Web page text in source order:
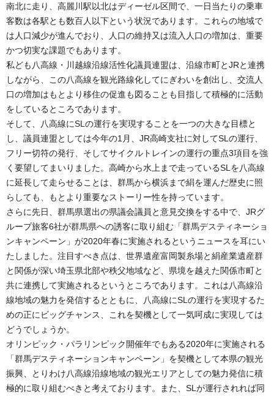
南北に走り、高麗川駅以北はディーゼル区間で、一日当たりの乗車
客数は各駅とも数百人以下という状況であります。これらの地域で
は人口減少が進んでおり、人口の維持又は流入人口の増加は、重要
かつ切実な課題でもあります。
私ども八高線・川越線沿線活性化議員連盟は、沿線市町とJRと連携
しながら、この八高線を観光路線化してにぎわいを創出し、交流人
口の増加はもとより移住の促進も図ることも目指して積極的に活動
をしているところであります。
そして、八高線にSLの運行を実現することを一つの大きな目標と
し、議員連盟としては今年の1月、JR高崎支社に対してSLの運行、
フリー切符の発行、そしてサイクルトレインの運行の重点3項目を強
く要望してまいりました。高崎から水上まで走っているSLを八高線
に延長して走らせることは、群馬から横浜まで絹を運んだ歴史に照
らしても、もとより重要なストーリー性を持っています。
さらに先日、群馬県選出の県議会議員と意見交換をする中で、JRグ
ループ旅客6社が群馬県への誘客に取り組む「群馬デスティネーショ
ンキャンペーン」が2020年春に実施されるというニュースを耳にい
たしました。注目すべき点は、世界遺産富岡製糸場と絹産業遺産群
と関係が深い埼玉県北部や秩父地域など、県境を越えた関係市町と
共に連携して実施されるというところであります。これは八高線沿
線地域の魅力を発信するとともに、八高線にSLの運行を実現するた
めの正にビッグチャンス、これを契機として一気呵成に実現しては
どうでしょうか。
オリンピック・パラリンピック開催年でもある2020年に実施される
「群馬デスティネーションキャンペーン」を契機として本県の観光
振興、とりわけ八高線沿線地域の観光エリアとしての魅力発信に積
極的に取り組むべきと考えております。また、SLが運行されれば同